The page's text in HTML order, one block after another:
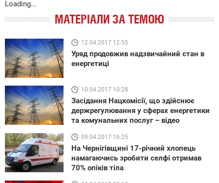
Loading...
МАТЕРІАЛИ ЗА ТЕМОЮ
12.04.2017 12:55
Уряд продовжив надзвичайний стан в
енергетиці
10.04.2017 10:28
Засідання Нацкомісії, що здійснює
держрегулювання у сферах енергетики
та комунальних послуг – відео
09.04.2017 16:25
На Чернігівщині 17-річний хлопець
намагаючись зробити селфі отримав
70% опіків тіла